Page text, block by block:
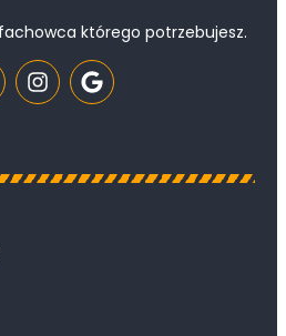
którego potrzebujesz.